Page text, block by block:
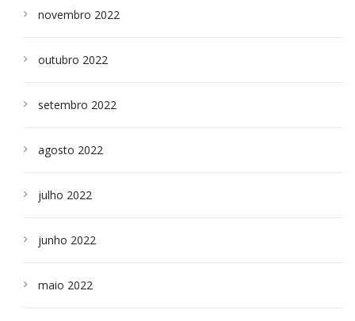
novembro 2022
outubro 2022
setembro 2022
agosto 2022
julho 2022
junho 2022
maio 2022